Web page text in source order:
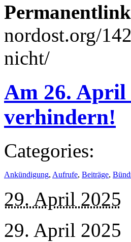
nordost.org/
nicht/
Am 26. April
verhindern!
Categories:
Ankündigung, Aufrufe, Beiträge,
29. April 2025
29. April 2025